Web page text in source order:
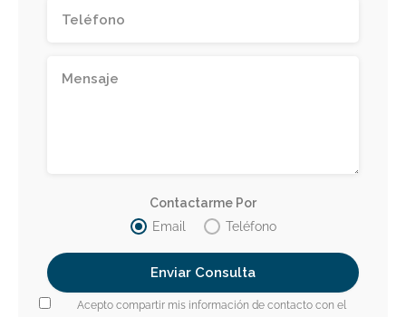
Contactarme Por
Email
Teléfono
Acepto compartir mis información de contacto con el